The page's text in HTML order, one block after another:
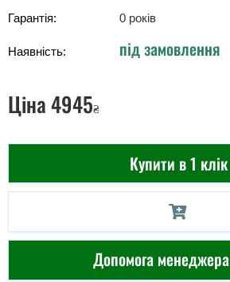
Гарантія:
0 років
Наявність: під замовлення
Ціна4945₴
Купити в 1 клік
Допомога менеджера